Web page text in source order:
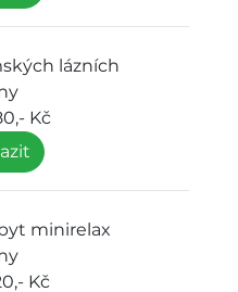
lázních
Kč
minirelax
Kč